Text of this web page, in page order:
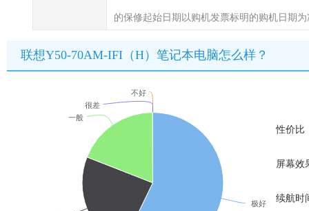
的保修起始日期以购机发票标明的购机日期为
联想Y50-70AM-IFI（H）笔记本电脑怎么样？
极好
一般
不好
很差
性价比
屏幕效
续航时